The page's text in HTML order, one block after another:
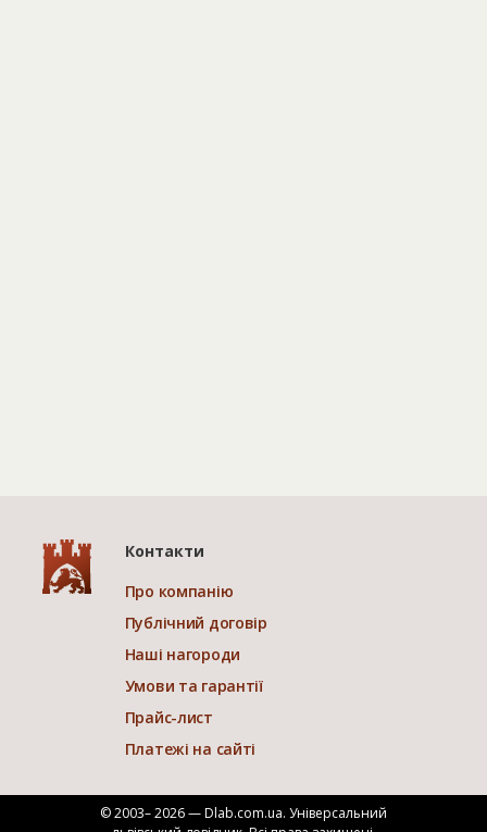
Контакти
Про компанію
Публічний договір
Наші нагороди
Умови та гарантії
Прайс-лист
Платежі на сайті
© 2003– 2026 — Dlab.com.ua. Універсальний